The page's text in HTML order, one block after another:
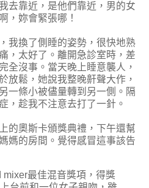
去靠近，是他們靠近，男的女
，妳會緊張哪！
我換了側睡的姿勢，很快地熟
，太好了。離開急診室時，差
全沒事。當天晚上睡意襲人，
放鬆，她說我整晚鼾聲大作，
一條小被儘量轉到另一側。隔
，趁我不注意去打了一針。
的奧斯卡頒獎典禮，下午還幫
媽的房間。覺得感冒這事該告
mixer最佳混音獎項，得獎